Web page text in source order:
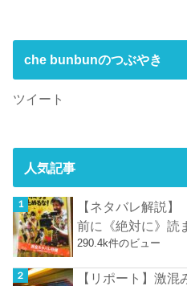
che bunbunのつぶやき
ツイート
人気記事
【ネタバレ解説
前に《絶対に》読
290.4k件のビュー
【リポート】激